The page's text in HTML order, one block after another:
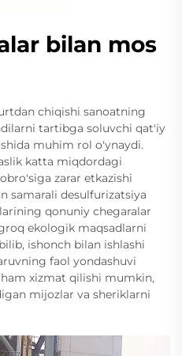
bilan mos
chiqishi sanoatning
tartibga soluvchi qat'iy
muhim rol o'ynaydi.
katta miqdordagi
zarar etkazishi
samarali desulfurizatsiya
qonuniy chegaralar
ekologik maqsadlarni
ishonch bilan ishlashi
faol yondashuvi
xizmat qilishi mumkin,
mijozlar va sheriklarni